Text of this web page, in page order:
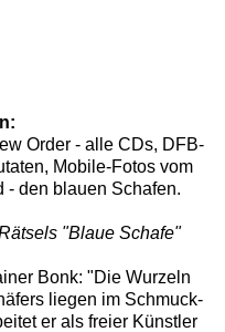
Order - alle CDs, DFB-
Mobile-Fotos vom
- den blauen Schafen.
"Blaue Schafe"
Bonk: "Die Wurzeln
liegen im Schmuck-
er als freier Künstler